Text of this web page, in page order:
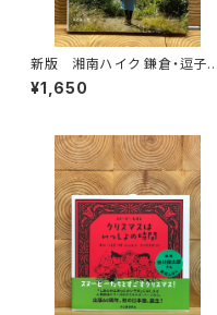
新版 湘南ハイク 鎌倉・逗子・
葉山・横須賀・三浦の山と海歩き
¥1,650